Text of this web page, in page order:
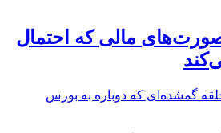
صورت‌های مالی که احتمال